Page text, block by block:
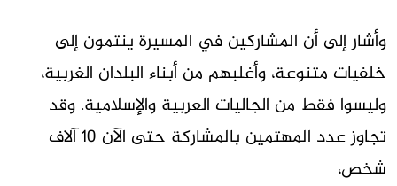
وأشار إلى أن المشاركين في المسيرة ينتمون إلى
خلفيات متنوعة، وأغلبهم من أبناء البلدان الغربية،
وليسوا فقط من الجاليات العربية والإسلامية. وقد
تجاوز عدد المهتمين بالمشاركة حتى الآن 10 آلاف
شخص،